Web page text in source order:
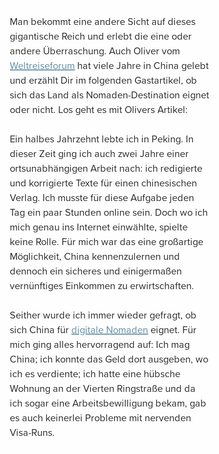
Man bekommt eine andere Sicht auf dieses
gigantische Reich und erlebt die eine oder
andere Überraschung. Auch Oliver vom
Weltreiseforum hat viele Jahre in China gelebt
und erzählt Dir im folgenden Gastartikel, ob
sich das Land als Nomaden-Destination eignet
oder nicht. Los geht es mit Olivers Artikel:
Ein halbes Jahrzehnt lebte ich in Peking. In
dieser Zeit ging ich auch zwei Jahre einer
ortsunabhängigen Arbeit nach: ich redigierte
und korrigierte Texte für einen chinesischen
Verlag. Ich musste für diese Aufgabe jeden
Tag ein paar Stunden online sein. Doch wo ich
mich genau ins Internet einwählte, spielte
keine Rolle. Für mich war das eine großartige
Möglichkeit, China kennenzulernen und
dennoch ein sicheres und einigermaßen
vernünftiges Einkommen zu erwirtschaften.
Seither wurde ich immer wieder gefragt, ob
sich China fürdigitale Nomaden eignet. Für
mich ging alles hervorragend auf: Ich mag
China; ich konnte das Geld dort ausgeben, wo
ich es verdiente; ich hatte eine hübsche
Wohnung an der Vierten Ringstraße und da
ich sogar eine Arbeitsbewilligung bekam, gab
es auch keinerlei Probleme mit nervenden
Visa-Runs.